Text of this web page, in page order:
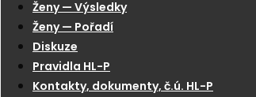
Ženy — Výsledky
Ženy — Pořadí
Diskuze
Pravidla HL-P
Kontakty, dokumenty, č.ú. HL-P